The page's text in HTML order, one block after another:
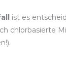
ist es
chlorbasierte